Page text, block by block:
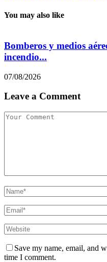
You may also like
Bomberos y medios
incendio...
07/08/2026
Leave a Comment
Save my name, email, and
time I comment.